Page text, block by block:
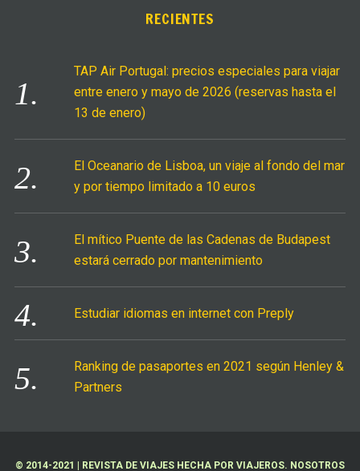
RECIENTES
TAP Air Portugal: precios especiales para viajar
entre enero y mayo de 2026 (reservas hasta el
13 de enero)
El Oceanario de Lisboa, un viaje al fondo del mar
y por tiempo limitado a 10 euros
El mítico Puente de las Cadenas de Budapest
estará cerrado por mantenimiento
Estudiar idiomas en internet con Preply
Ranking de pasaportes en 2021 según Henley &
Partners
© 2014-2021 | REVISTA DE VIAJES HECHA POR VIAJEROS. NOSOTROS